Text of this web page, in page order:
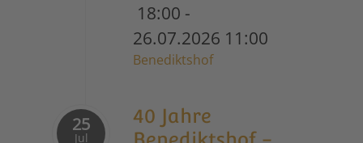
18:00 -
26.07.2026 11:00
Benediktshof
25
Jul
40 Jahre